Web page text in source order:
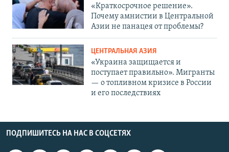
«Краткосрочное решение».
Почему амнистии в Центральной
Азии не панацея от проблемы?
ЦЕНТРАЛЬНАЯ АЗИЯ
«Украина защищается и
поступает правильно». Мигранты
— о топливном кризисе в России
и его последствиях
ПОДПИШИТЕСЬ НА НАС В СОЦСЕТЯХ